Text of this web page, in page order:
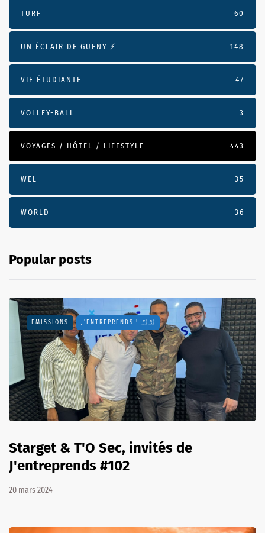
TURF 60
UN ÉCLAIR DE GUENY ⚡️ 148
VIE ÉTUDIANTE 47
VOLLEY-BALL 3
VOYAGES / HÔTEL / LIFESTYLE 443
WEL 35
WORLD 36
Popular posts
EMISSIONS J'ENTREPRENDS ! 🇫🇷
Starget & T'O Sec, invités de
J'entreprends #102
20 mars 2024